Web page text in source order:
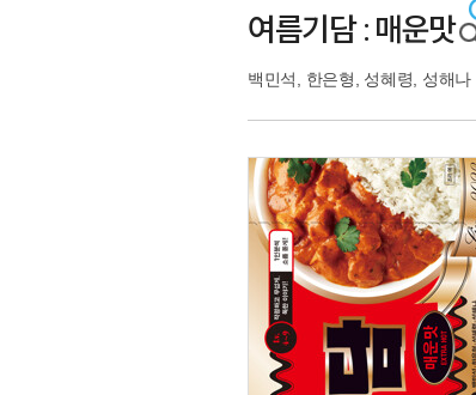
중고음반
여름기담 : 매운맛
백민석 한은형 성혜령 성해나